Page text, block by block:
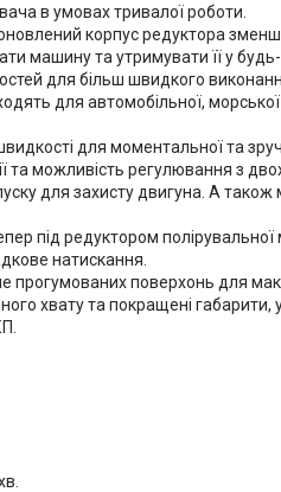
в умовах тривалої роботи.
корпус редуктора
машину та утримувати її у
для більш швидкого
для автомобільної, морської
для моментальної та
та можливість регулювання з двох
для захисту двигуна. А також
під редуктором
натискання.
прогумованих поверхонь для
хвату та покращені габарити,